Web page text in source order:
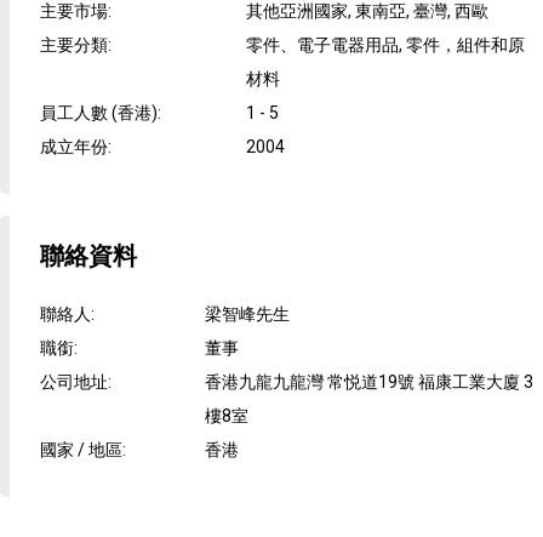
主要市場:
其他亞洲國家, 東南亞, 臺灣, 西歐
主要分類:
零件、電子電器用品, 零件，組件和原
材料
員工人數 (香港):
1 - 5
成立年份: 2004
聯絡資料
聯絡人:
梁智峰先生
職銜:
董事
公司地址:
香港九龍九龍灣 常悦道19號 福康工業大廈 3
樓8室
國家 / 地區: 香港